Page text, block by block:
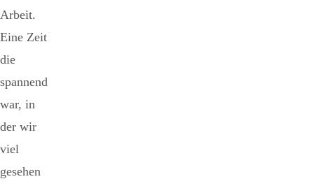
Arbeit.
Eine Zeit
die
spannend
war, in
der wir
viel
gesehen